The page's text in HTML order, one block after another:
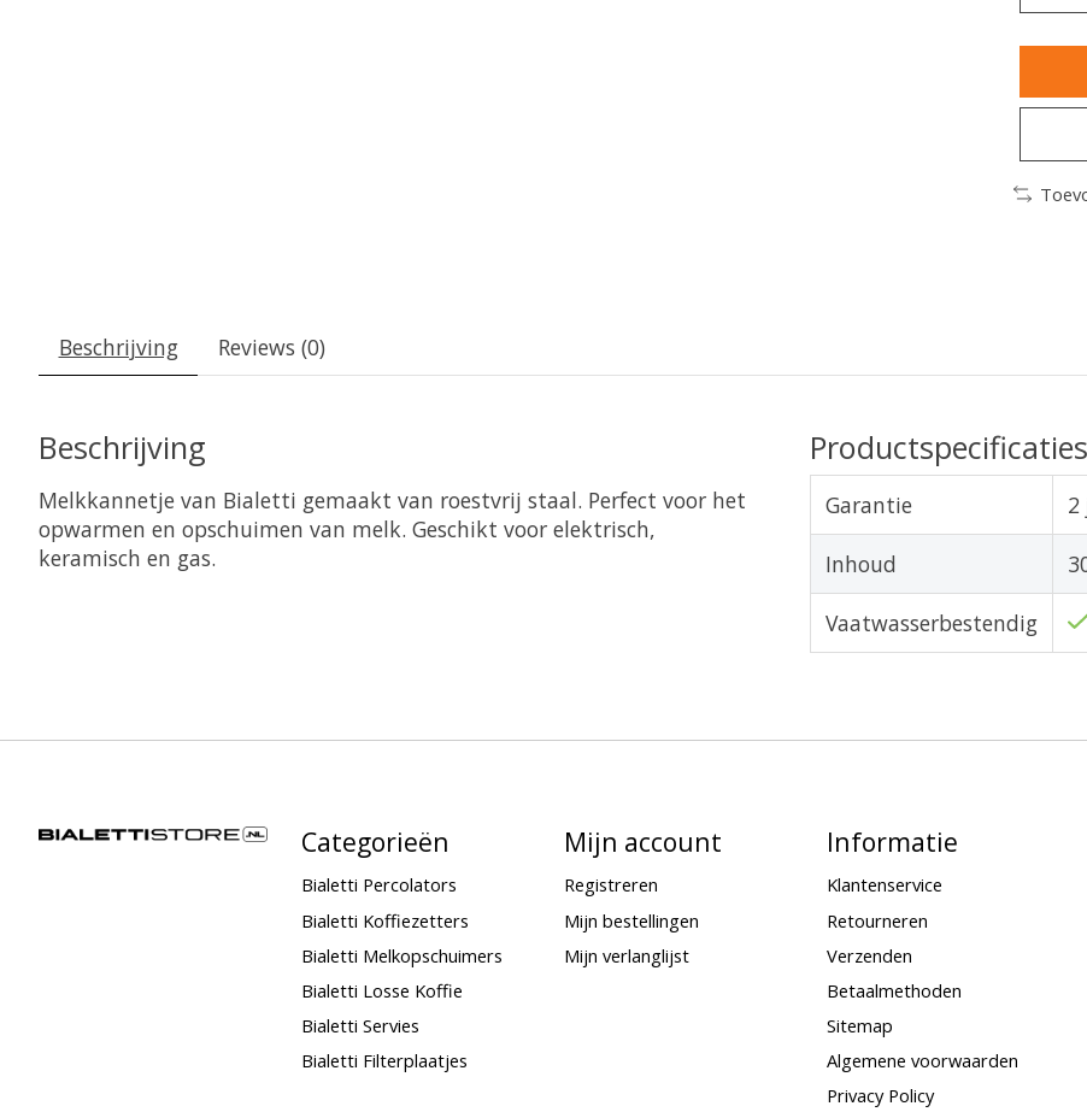
Beschrijving Reviews (0)
Beschrijving
Melkkannetje van Bialetti gemaakt van roestvrij staal. Perfect voor het
opwarmen en opschuimen van melk. Geschikt voor elektrisch,
keramisch en gas.
Productspecificaties
Garantie 2
Inhoud
Vaatwasserbestendig
Categorieën
Bialetti Percolators
Bialetti Koffiezetters
Bialetti Melkopschuimers
Bialetti Losse Koffie
Bialetti Servies
Bialetti Filterplaatjes
Mijn account
Registreren
Mijn bestellingen
Mijn verlanglijst
Informatie
Klantenservice
Retourneren
Verzenden
Betaalmethoden
Sitemap
Algemene voorwaarden
Privacy Policy